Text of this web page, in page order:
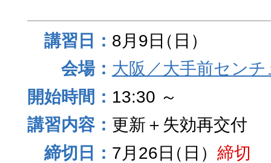
8月9日（日）
大阪／大手前セン
13:30 ～
更新＋失効再交付
7月26日（日） 締切